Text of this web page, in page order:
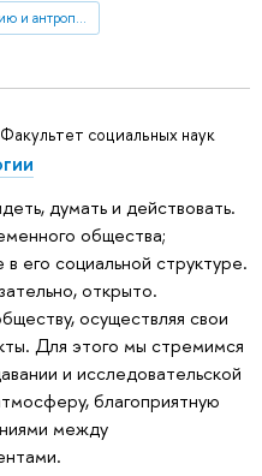
Социология (включая демографию и антропологию)
социальных наук
думать и действовать.
общества;
его социальной структуре.
открыто.
осуществляя свои
Для этого мы стремимся
и исследовательской
благоприятную
между